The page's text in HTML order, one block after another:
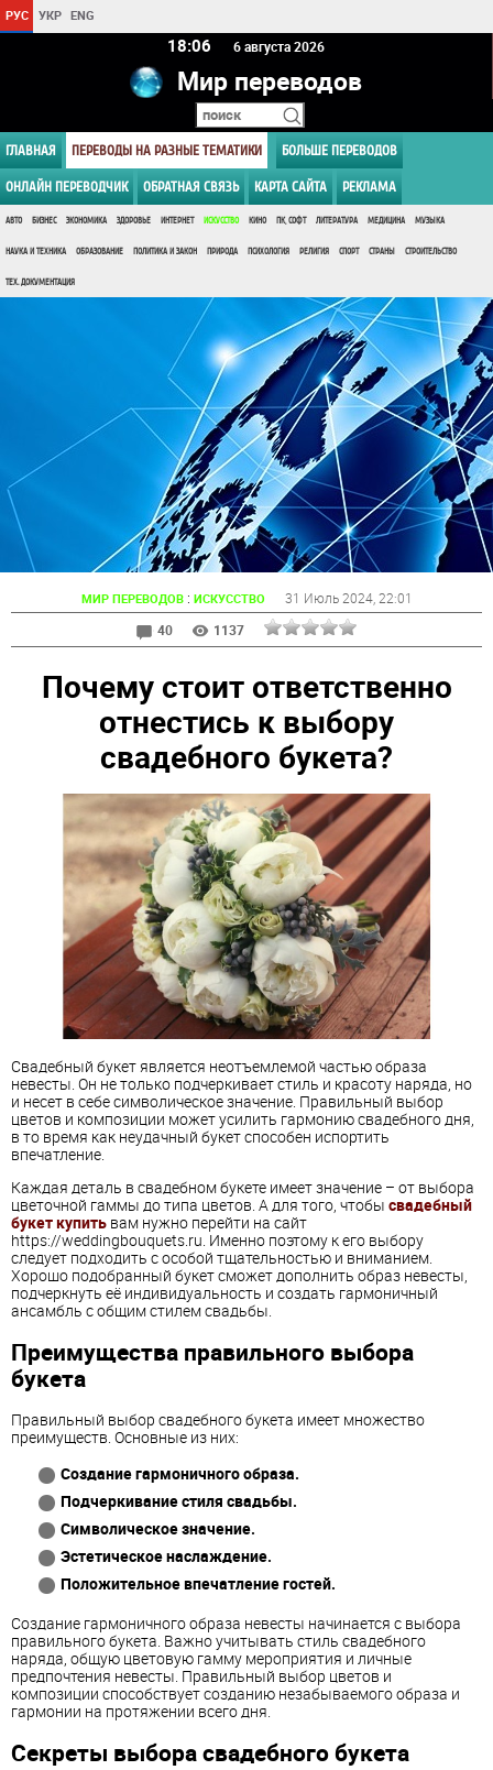
РУС УКР ENG
18 06 6 августа 2026
Мир переводов
ГЛАВНАЯ ПЕРЕВОДЫ НА РАЗНЫЕ ТЕМАТИКИ БОЛЬШЕ ПЕРЕВОДОВ
ОНЛАЙН ПЕРЕВОДЧИК ОБРАТНАЯ СВЯЗЬ КАРТА САЙТА РЕКЛАМА
АВТО БИЗНЕС ЭКОНОМИКА ЗДОРОВЬЕ ИНТЕРНЕТ ИСКУССТВО КИНО ПК, СОФТ ЛИТЕРАТУРА МЕДИЦИНА МУЗЫКА
НАУКА И ТЕХНИКА ОБРАЗОВАНИЕ ПОЛИТИКА И ЗАКОН ПРИРОДА ПСИХОЛОГИЯ РЕЛИГИЯ СПОРТ СТРАНЫ СТРОИТЕЛЬСТВО
ТЕХ. ДОКУМЕНТАЦИЯ
МИР ПЕРЕВОДОВ: ИСКУССТВО 31 Июль 2024, 22:01
40
1137
Почему стоит ответственно
отнестись к выбору
свадебного букета?
Свадебный букет является неотъемлемой частью образа
невесты. Он не только подчеркивает стиль и красоту наряда, но
и несет в себе символическое значение. Правильный выбор
цветов и композиции может усилить гармонию свадебного дня,
в то время как неудачный букет способен испортить
впечатление.
Каждая деталь в свадебном букете имеет значение – от выбора
цветочной гаммы до типа цветов. А для того, чтобы свадебный
букет купить вам нужно перейти на сайт
https://weddingbouquets.ru. Именно поэтому к его выбору
следует подходить с особой тщательностью и вниманием.
Хорошо подобранный букет сможет дополнить образ невесты,
подчеркнуть её индивидуальность и создать гармоничный
ансамбль с общим стилем свадьбы.
Преимущества правильного выбора
букета
Правильный выбор свадебного букета имеет множество
преимуществ. Основные из них:
Создание гармоничного образа.
Подчеркивание стиля свадьбы.
Символическое значение.
Эстетическое наслаждение.
Положительное впечатление гостей.
Создание гармоничного образа невесты начинается с выбора
правильного букета. Важно учитывать стиль свадебного
наряда, общую цветовую гамму мероприятия и личные
предпочтения невесты. Правильный выбор цветов и
композиции способствует созданию незабываемого образа и
гармонии на протяжении всего дня.
Секреты выбора свадебного букета